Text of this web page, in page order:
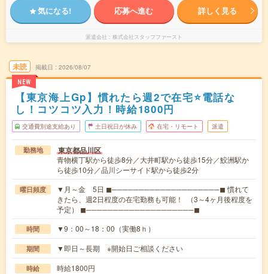
気になる! 応募へ進む 詳しく見る
派遣会社 株式会社スタッフファースト
未読
NEW
掲載日 2026/08/07
【東京海上Gp】慣れたら週2で在宅⭐電話な
し！コツコツ入力！時給1800円
交通費別途支給あり 土日祝日が休み 在宅・リモート 派遣
勤務地 東京都品川区
青物横丁駅から徒歩8分／大井町駅から徒歩15分／鮫洲駅か
ら徒歩10分／品川シーサイド駅から徒歩2分
曜日頻度
▼月～金 5日 ◼────────────────────◼ 慣れて
きたら、週2日程度の在宅勤務も可能！ （3～4ヶ月後程度を
予定） ◼────────────────────◼
時間 ▼9：00～18：00（実働8ｈ）
期間 ▼即日～長期 ※開始日ご相談ください
時給 時給1800円